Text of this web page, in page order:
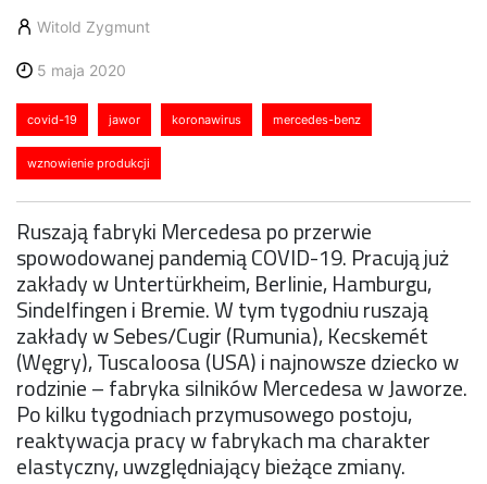
Witold Zygmunt
5 maja 2020
covid-19 jawor koronawirus mercedes-benz
wznowienie produkcji
Ruszają fabryki Mercedesa po przerwie
spowodowanej pandemią COVID-19. Pracują już
zakłady w Untertürkheim, Berlinie, Hamburgu,
Sindelfingen i Bremie. W tym tygodniu ruszają
zakłady w Sebes/Cugir (Rumunia), Kecskemét
(Węgry), Tuscaloosa (USA) i najnowsze dziecko w
rodzinie – fabryka silników Mercedesa w Jaworze.
Po kilku tygodniach przymusowego postoju,
reaktywacja pracy w fabrykach ma charakter
elastyczny, uwzględniający bieżące zmiany.